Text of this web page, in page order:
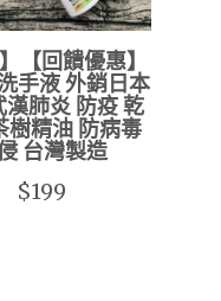
【回饋優惠】
手液 外銷日本
漢肺炎 防疫 乾
樹精油 防病毒
台灣製造
$199